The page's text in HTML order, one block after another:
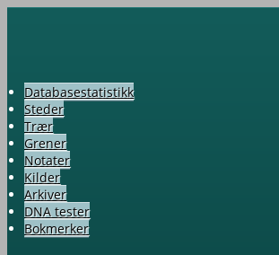
Databasestatistikk
Steder
Trær
Grener
Notater
Kilder
Arkiver
DNA tester
Bokmerker